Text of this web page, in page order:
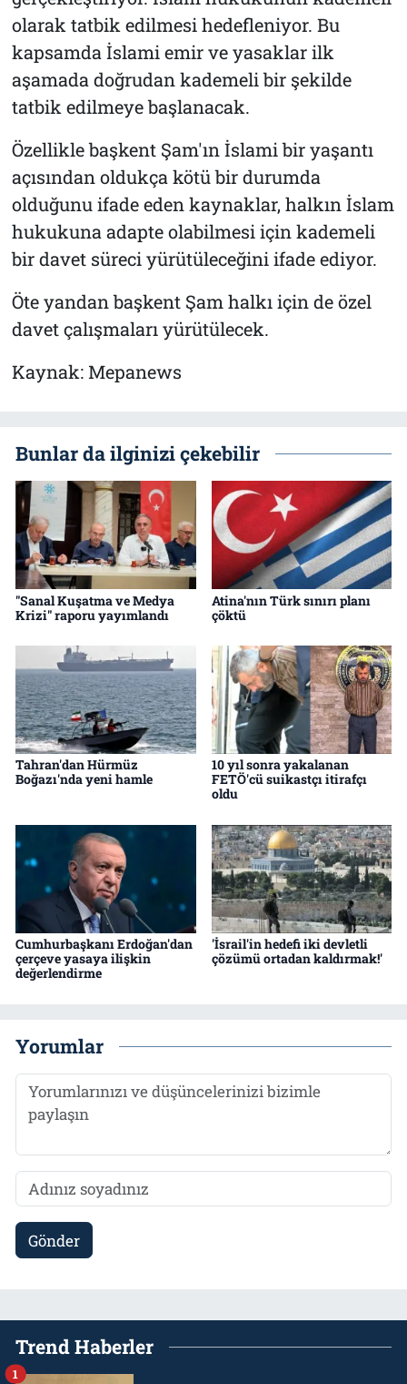
olarak tatbik edilmesi hedefleniyor. Bu
kapsamda İslami emir ve yasaklar ilk
aşamada doğrudan kademeli bir şekilde
tatbik edilmeye başlanacak.
Özellikle başkent Şam'ın İslami bir yaşantı
açısından oldukça kötü bir durumda
olduğunu ifade eden kaynaklar, halkın İslam
hukukuna adapte olabilmesi için kademeli
bir davet süreci yürütüleceğini ifade ediyor.
Öte yandan başkent Şam halkı için de özel
davet çalışmaları yürütülecek.
Kaynak: Mepanews
Bunlar da ilginizi çekebilir
"Sanal Kuşatma ve Medya
Krizi" raporu yayımlandı
Atina'nın Türk sınırı planı
çöktü
Tahran'dan Hürmüz
Boğazı'nda yeni hamle
10 yıl sonra yakalanan
FETÖ'cü suikastçı itirafçı
oldu
Cumhurbaşkanı Erdoğan'dan
çerçeve yasaya ilişkin
değerlendirme
'İsrail'in hedefi iki devletli
çözümü ortadan kaldırmak!'
Yorumlar
Gönder
Trend Haberler
1